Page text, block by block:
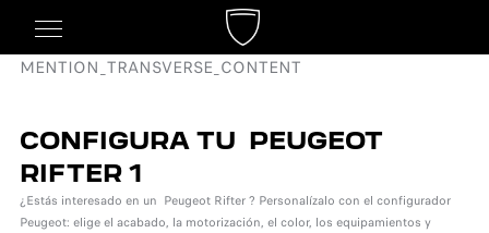
MENTION_TRANSVERSE_CONTENT
CONFIGURA TU PEUGEOT
RIFTER 1
¿Estás interesado en un Peugeot Rifter ? Personalízalo con el configurador
Peugeot: elige el acabado, la motorización, el color, los equipamientos y